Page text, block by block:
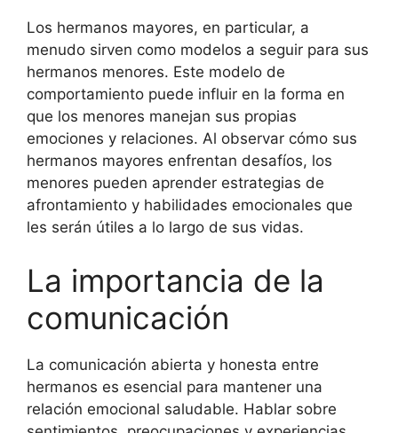
Los hermanos mayores, en particular, a
menudo sirven como modelos a seguir para sus
hermanos menores. Este modelo de
comportamiento puede influir en la forma en
que los menores manejan sus propias
emociones y relaciones. Al observar cómo sus
hermanos mayores enfrentan desafíos, los
menores pueden aprender estrategias de
afrontamiento y habilidades emocionales que
les serán útiles a lo largo de sus vidas.
La importancia de la
comunicación
La comunicación abierta y honesta entre
hermanos es esencial para mantener una
relación emocional saludable. Hablar sobre